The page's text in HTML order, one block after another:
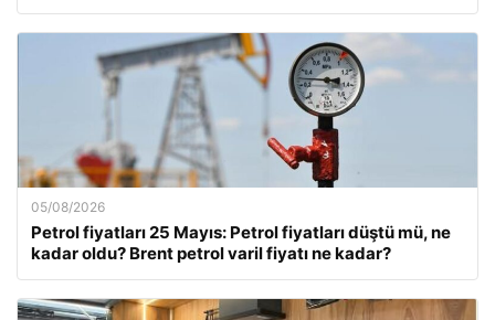
05/08/2026
Petrol fiyatları 25 Mayıs: Petrol fiyatları düştü mü, ne
kadar oldu? Brent petrol varil fiyatı ne kadar?